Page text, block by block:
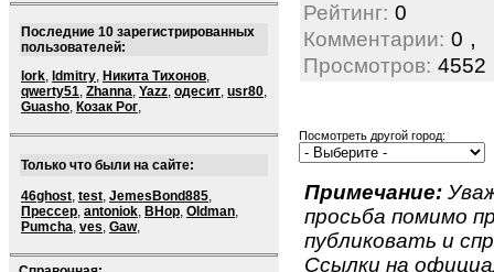
Последние 10 зарегистрированных
пользователей:
lork, ldmitry, Никита Тихонов,
qwerty51, Zhanna, Yazz, одесит, usr80,
Guasho, Козак Рог,
Только что были на сайте:
46ghost, test, JemesBond885,
Прессер, antoniok, BHop, Oldman,
Pumcha, ves, Gaw,
Рейтинг: 0
Комментарии: 0 ,
Просмотров: 4552
Посмотреть другой город:
Примечание:
просьба помимо
публиковать и
Ссылки на